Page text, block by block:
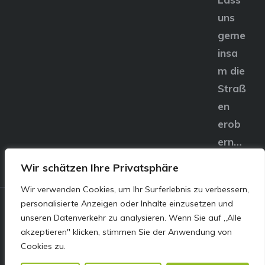
Wir schätzen Ihre Privatsphäre
Wir verwenden Cookies, um Ihr Surferlebnis zu verbessern,
personalisierte Anzeigen oder Inhalte einzusetzen und
unseren Datenverkehr zu analysieren. Wenn Sie auf „Alle
akzeptieren" klicken, stimmen Sie der Anwendung von
Cookies zu.
uns
geme
insa
m die
Straß
en
erob
ern…
© E&S Motors GmbH,
Linzer Straße 83 4240
Freistadt